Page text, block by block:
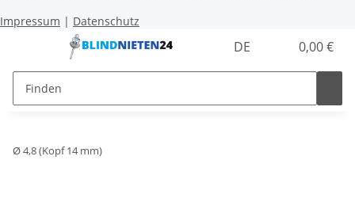
Impressum | Datenschutz
DE 0,00 €
Ø 4,8 (Kopf 14 mm)